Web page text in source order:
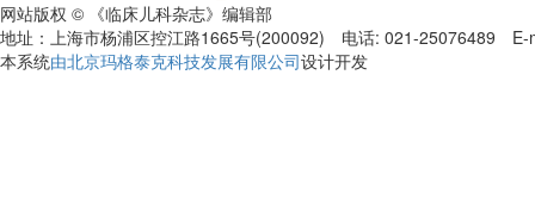
网站版权 © 《临床儿科杂志》编辑部
地址：上海市杨浦区控江路1665号(200092) 电话: 021-25076489 E-
本系统由北京玛格泰克科技发展有限公司设计开发